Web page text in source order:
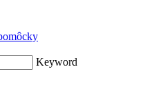
Keyword